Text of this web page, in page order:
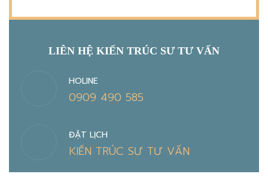
LIÊN HỆ KIẾN TRÚC SƯ TƯ VẤN
HOLINE
0909 490 585
ĐẶT LỊCH
KIẾN TRÚC SƯ TƯ VẤN